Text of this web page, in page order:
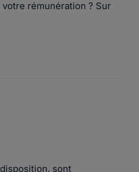
rémunération ? Sur
sont